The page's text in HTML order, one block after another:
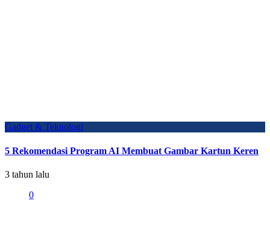
Gadget & Teknologi
5 Rekomendasi Program AI Membuat Gambar Kartun Keren
3 tahun lalu
0